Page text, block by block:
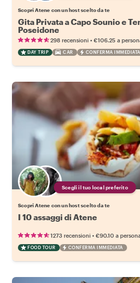
Scopri Atene con un host scelto da te
Gita Privata a Capo Sounio e
Poseidone
298 recensioni • €106.25 a
DAY TRIP CAR CONFERMA IMMEDIATA
Scegli il tuo local preferito
Scopri Atene con un host scelto da te
I 10 assaggi di Atene
1273 recensioni • €90.10 a
FOOD TOUR CONFERMA IMMEDIATA